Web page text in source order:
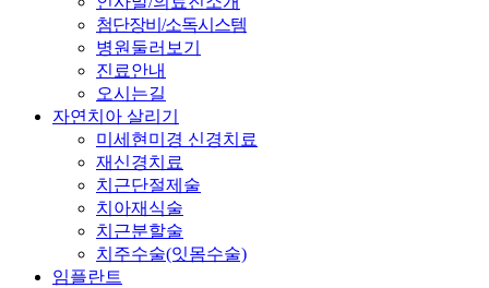
첨단장비/소독시스템
병원둘러보기
진료안내
오시는길
자연치아 살리기
미세현미경 신경치료
재신경치료
치근단절제술
치아재식술
치근분할술
치주수술(잇몸수술)
임플란트